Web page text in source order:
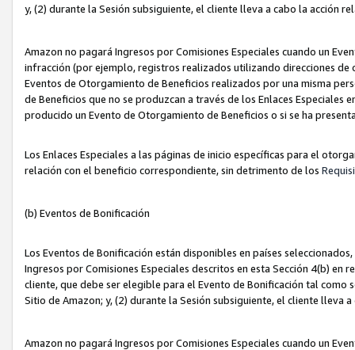
y, (2) durante la Sesión subsiguiente, el cliente lleva a cabo la acción
Amazon no pagará Ingresos por Comisiones Especiales cuando un
infracción (por ejemplo, registros realizados utilizando direcciones
Eventos de Otorgamiento de Beneficios realizados por una misma
de Beneficios que no se produzcan a través de los Enlaces Especiales
producido un Evento de Otorgamiento de Beneficios o si se ha
Los Enlaces Especiales a las páginas de inicio específicas para el
relación con el beneficio correspondiente, sin detrimento de los
(b) Eventos de Bonificación
Los Eventos de Bonificación están disponibles en países
Ingresos por Comisiones Especiales descritos en esta Sección 4(b) en
cliente, que debe ser elegible para el Evento de Bonificación tal como
Sitio de Amazon; y, (2) durante la Sesión subsiguiente, el cliente lleva
Amazon no pagará Ingresos por Comisiones Especiales cuando un